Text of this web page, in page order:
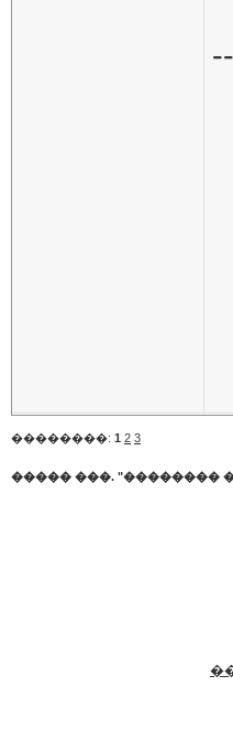
��������: 1 2 3
����� ���. "��������